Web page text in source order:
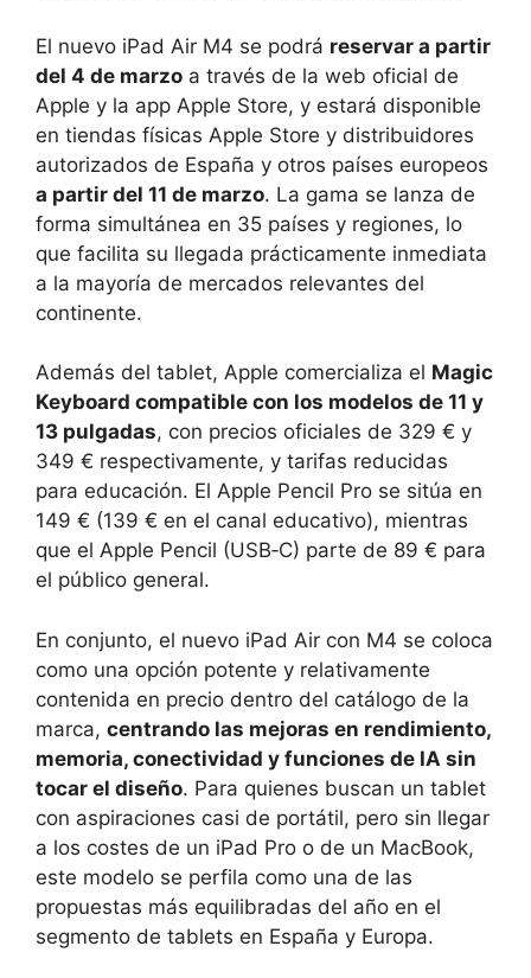
El nuevo iPad Air M4 se podrá reservar a partir
del 4 de marzo a través de la web oficial de
Apple y la app Apple Store, y estará disponible
en tiendas físicas Apple Store y distribuidores
autorizados de España y otros países europeos
a partir del 11 de marzo. La gama se lanza de
forma simultánea en 35 países y regiones, lo
que facilita su llegada prácticamente inmediata
a la mayoría de mercados relevantes del
continente.
Además del tablet, Apple comercializa el Magic
Keyboard compatible con los modelos de 11 y
13 pulgadas, con precios oficiales de 329 € y
349 € respectivamente, y tarifas reducidas
para educación. El Apple Pencil Pro se sitúa en
149 € (139 € en el canal educativo), mientras
que el Apple Pencil (USB‑C) parte de 89 € para
el público general.
En conjunto, el nuevo iPad Air con M4 se coloca
como una opción potente y relativamente
contenida en precio dentro del catálogo de la
marca, centrando las mejoras en rendimiento,
memoria, conectividad y funciones de IA sin
tocar el diseño. Para quienes buscan un tablet
con aspiraciones casi de portátil, pero sin llegar
a los costes de un iPad Pro o de un MacBook,
este modelo se perfila como una de las
propuestas más equilibradas del año en el
segmento de tablets en España y Europa.